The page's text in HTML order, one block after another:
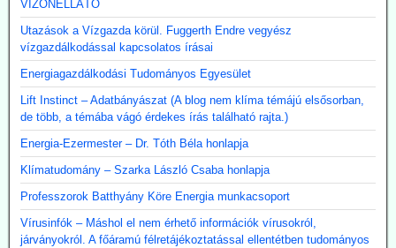
VÍZÖNELLÁTÓ
Utazások a Vízgazda körül. Fuggerth Endre vegyész
vízgazdálkodással kapcsolatos írásai
Energiagazdálkodási Tudományos Egyesület
Lift Instinct – Adatbányászat (A blog nem klíma témájú elsősorban,
de több, a témába vágó érdekes írás található rajta.)
Energia-Ezermester – Dr. Tóth Béla honlapja
Klímatudomány – Szarka László Csaba honlapja
Professzorok Batthyány Köre Energia munkacsoport
Vírusinfók – Máshol el nem érhető információk vírusokról,
járványokról. A főáramú félretájékoztatással ellentétben tudományos